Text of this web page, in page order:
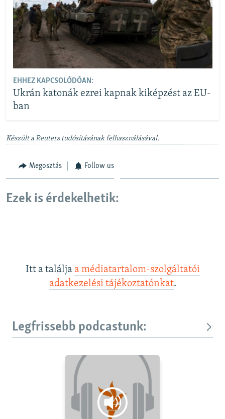
EHHEZ KAPCSOLÓDÓAN:
Ukrán katonák ezrei kapnak kiképzést az EU-
ban
Készült a Reuters tudósításának felhasználásával.
Megosztás Follow us
Ezek is érdekelhetik:
Itt a találja a médiatartalom-szolgáltatói
adatkezelési tájékoztatónkat.
Legfrissebb podcastunk: